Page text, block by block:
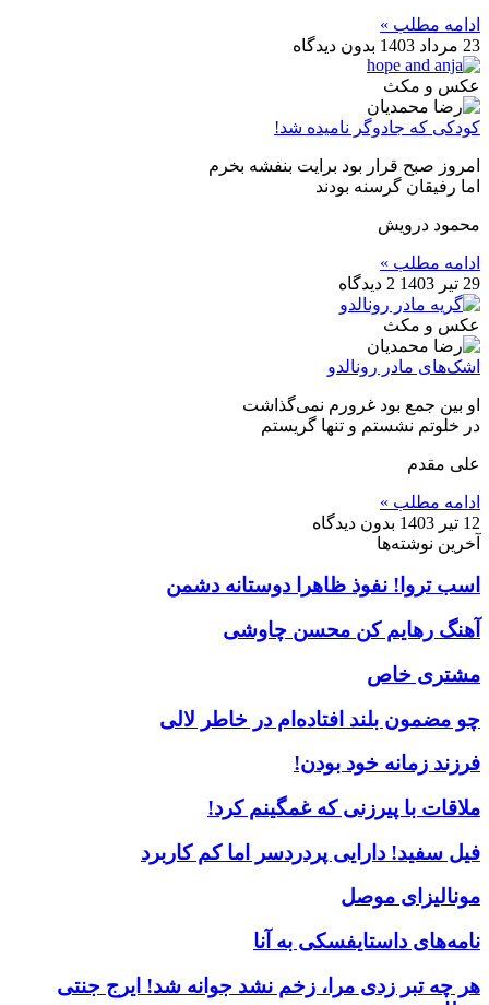
ادامه مطلب »
23 مرداد 1403
بدون دیدگاه
عکس و مکث
کودکی که جادوگر نامیده شد!
امروز صبح قرار بود برایت بنفشه بخرم
اما رفیقان گرسنه بودند
محمود درویش
ادامه مطلب »
29 تیر 1403
2 دیدگاه
عکس و مکث
اشک‌های مادر رونالدو
او بین جمع بود غرورم نمی‌گذاشت
در خلوتم نشستم و تنها گریستم
علی مقدم
ادامه مطلب »
12 تیر 1403
بدون دیدگاه
آخرین نوشته‌ها
اسب تروا! نفوذ ظاهرا دوستانه دشمن
آهنگ رهایم کن محسن چاوشی
مشتری خاص
چو مضمون بلند افتاده‌ام در خاطر لالی
فرزند زمانه خود بودن!
ملاقات با پیرزنی که غمگینم کرد!
فیل سفید! دارایی پردردسر اما کم کاربرد
مونالیزای موصل
نامه‌های داستایفسکی به آنا
هر چه تبر زدی مرا، زخم نشد جوانه شد! ایرج جنتی